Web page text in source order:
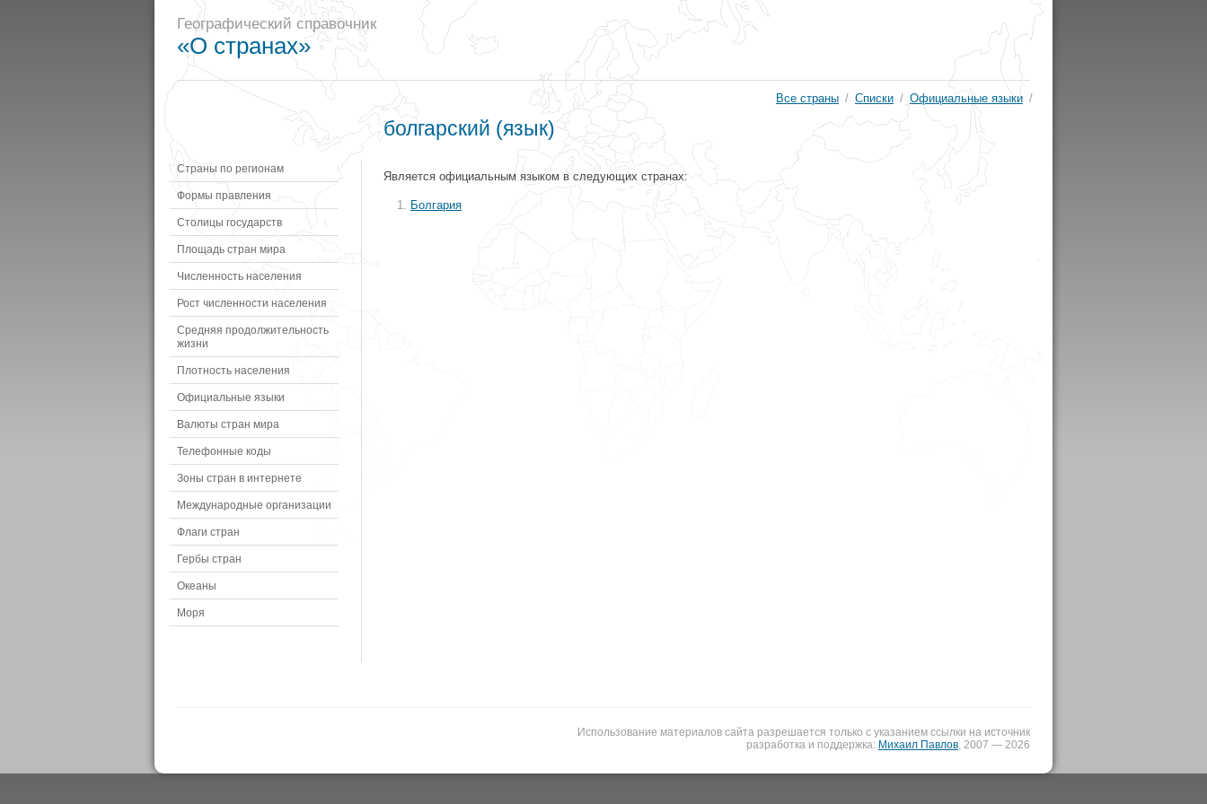
Географический справочник
«О странах»
Все страны / Списки / Официальные языки /
болгарский (язык)
Является официальным языком в следующих странах:
Болгария
Страны по регионам
Формы правления
Столицы государств
Площадь стран мира
Численность населения
Рост численности населения
Средняя продолжительность
жизни
Плотность населения
Официальные языки
Валюты стран мира
Телефонные коды
Зоны стран в интернете
Международные организации
Флаги стран
Гербы стран
Океаны
Моря
Использование материалов сайта разрешается только с указанием ссылки на источник
разработка и поддержка: Михаил Павлов, 2007 — 2026